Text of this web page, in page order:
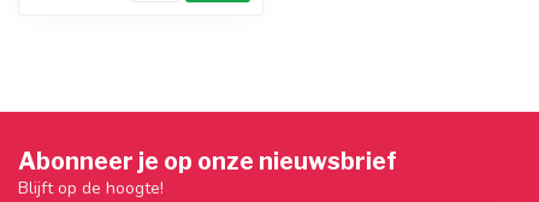
Abonneer je op onze nieuwsbrief
Blijft op de hoogte!